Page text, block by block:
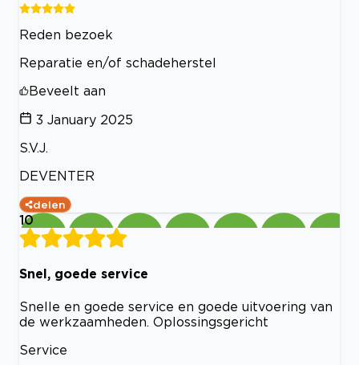
Reden bezoek
Reparatie en/of schadeherstel
Beveelt aan
3 January 2025
S.V.J.
DEVENTER
delen
10
Snel, goede service
Snelle en goede service en goede uitvoering van
de werkzaamheden. Oplossingsgericht
Service